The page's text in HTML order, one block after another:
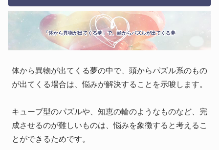
「体から異物が出てくる夢」で、頭からパズルが出てくる夢
体から異物が出てくる夢の中で、頭からパズル系のもの
が出てくる場合は、悩みが解決することを示唆します。
キューブ型のパズルや、知恵の輪のようなものなど、完
成させるのが難しいものは、悩みを象徴すると考えるこ
とができるためです。